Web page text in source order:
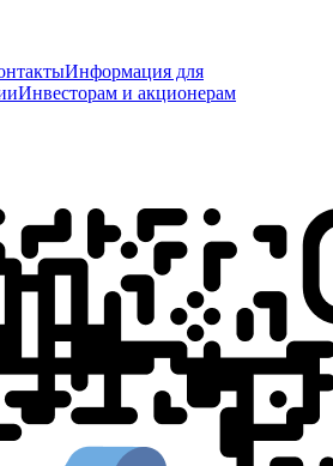
Информация для
Инвесторам и акционерам